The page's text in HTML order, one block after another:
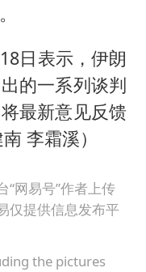
日表示，伊朗
的一系列谈判
最新意见反馈
李霜溪）
“网易号”作者上传
仅提供信息发布平
the pictures